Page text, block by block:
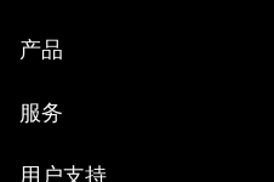
产品
服务
用户支持